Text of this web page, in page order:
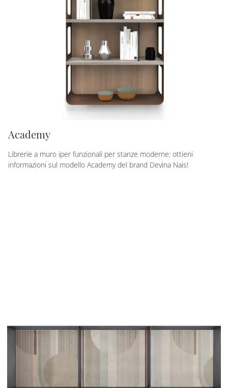
Academy
Librerie a muro iper funzionali per stanze moderne: ottieni
informazioni sul modello Academy del brand Devina Nais!